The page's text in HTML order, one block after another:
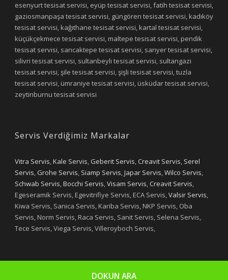
esenyurt tesisat servisi, eyüp tesisat servisi, fatih tesisat servisi,
gaziosmanpaşa tesisat servisi, güngören tesisat servisi, kadıköy
tesisat servisi, kağıthane tesisat servisi, kartal tesisat servisi,
küçükçekmece tesisat servisi, maltepe tesisat servisi, pendik
tesisat servisi, sancaktepe tesisat servisi, sarıyer tesisat servisi,
silivri tesisat servisi, sultanbeyli tesisat servisi, sultangazi
tesisat servisi, şile tesisat servisi, şişli tesisat servisi, tuzla
tesisat servisi, ümraniye tesisat servisi, üsküdar tesisat servisi,
zeytinburnu tesisat servisi
Servis Verdiğimiz Markalar
Vitra Servis,Kale Servis, Geberit Servis,Creavit Servis, Serel
Servis, Grohe Servis, Siamp Servis,Japar Servis,Wilco Servis,
Schwab Servis,Bocchi Servis,Visam Servis,Creavit Servis,
Egeseramik Servis, Egevitrifiye Servis, ECA Servis,Valsir Servis,
Kiwa Servis, Sanica Servis, Kariba Servis, NKP Servis, Oba
Servis, Norm Servis, Raca Servis, Sanit Servis, Selena Servis,
Tece Servis, Viega Servis, Villeroyboch Servis,
Copyright 2019 - Yıldızlar TesisatDOKUN ARA